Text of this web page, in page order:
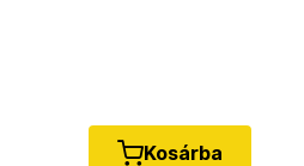
Kosárba